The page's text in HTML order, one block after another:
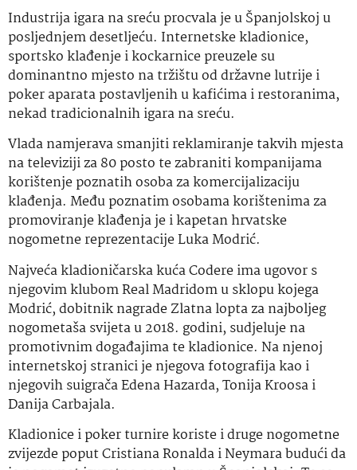
Industrija igara na sreću procvala je u Španjolskoj u
posljednjem desetljeću. Internetske kladionice,
sportsko klađenje i kockarnice preuzele su
dominantno mjesto na tržištu od državne lutrije i
poker aparata postavljenih u kafićima i restoranima,
nekad tradicionalnih igara na sreću.
Vlada namjerava smanjiti reklamiranje takvih mjesta
na televiziji za 80 posto te zabraniti kompanijama
korištenje poznatih osoba za komercijalizaciju
klađenja. Među poznatim osobama korištenima za
promoviranje klađenja je i kapetan hrvatske
nogometne reprezentacije Luka Modrić.
Najveća kladioničarska kuća Codere ima ugovor s
njegovim klubom Real Madridom u sklopu kojega
Modrić, dobitnik nagrade Zlatna lopta za najboljeg
nogometaša svijeta u 2018. godini, sudjeluje na
promotivnim događajima te kladionice. Na njenoj
internetskoj stranici je njegova fotografija kao i
njegovih suigrača Edena Hazarda, Tonija Kroosa i
Danija Carbajala.
Kladionice i poker turnire koriste i druge nogometne
zvijezde poput Cristiana Ronalda i Neymara budući da